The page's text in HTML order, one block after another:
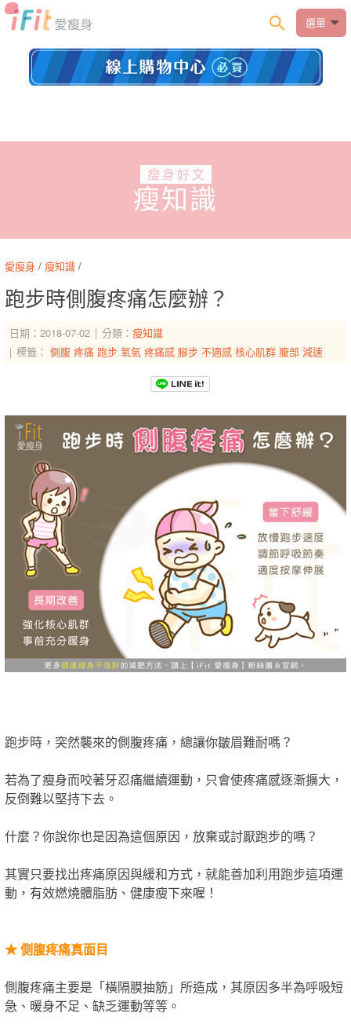
選單
瘦身好文
瘦知識
愛瘦身 / 瘦知識 /
跑步時側腹疼痛怎麼辦？
日期：2018-07-02 分類： 瘦知識
標籤： 側腹 疼痛 跑步 氧氣 疼痛感 腳步 不適感 核心肌群 腹部 減速
跑步時，突然襲來的側腹疼痛，總讓你皺眉難耐嗎？
若為了瘦身而咬著牙忍痛繼續運動，只會使疼痛感逐漸擴大，
反倒難以堅持下去。
什麼？你說你也是因為這個原因，放棄或討厭跑步的嗎？
其實只要找出疼痛原因與緩和方式，就能善加利用跑步這項運
動，有效燃燒體脂肪、健康瘦下來喔！
★側腹疼痛真面目
側腹疼痛主要是「橫隔膜抽筋」所造成，其原因多半為呼吸短
急、暖身不足、缺乏運動等等。